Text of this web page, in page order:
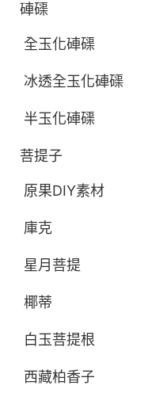
硨磲
全玉化硨磲
冰透全玉化硨磲
半玉化硨磲
菩提子
原果DIY素材
庫克
星月菩提
椰蒂
白玉菩提根
西藏柏香子